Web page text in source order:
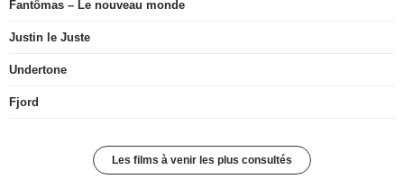
Fantômas – Le nouveau monde
Justin le Juste
Undertone
Fjord
Les films à venir les plus consultés